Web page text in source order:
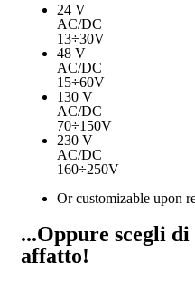
24 V
AC/DC
13÷30V
48 V
AC/DC
15÷60V
130 V
AC/DC
70÷150V
230 V
AC/DC
160÷250V
Or customizable upon
...Oppure scegli
affatto!